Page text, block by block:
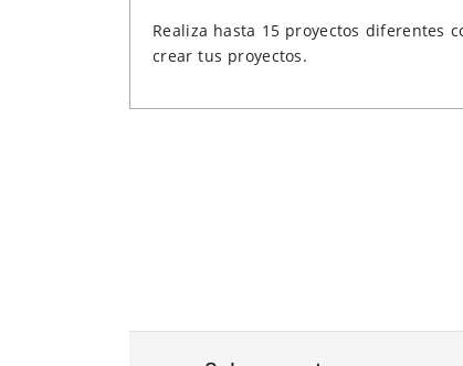
Realiza hasta 15 proyectos diferentes
crear tus proyectos.